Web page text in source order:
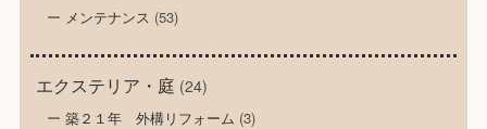
メンテナンス (53)
エクステリア・庭 (24)
築２１年 外構リフォーム (3)